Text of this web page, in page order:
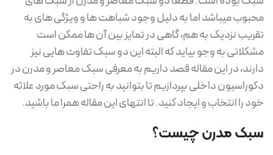
محبوب میباشد اما به دلیل وجود شباهت ها و ویژگی های به
تقریب نزدیک به هم، گاهی در تمایز بین آن ها ممکن است
مشکلاتی به وجو بیاید که البته این دو سبک تفاوت هایی نیز
دارند، در این مقاله قصد داریم به معرفی سبک معاصر و مدرن در
دکوراسیون داخلی بپردازیم تا بتوانید به راحتی سبک مورد علاثه
خود را انتخاب و ایجاد کنید. تا انتهای این مقاله همرا ما باشید.
سبک مدرن چیست؟